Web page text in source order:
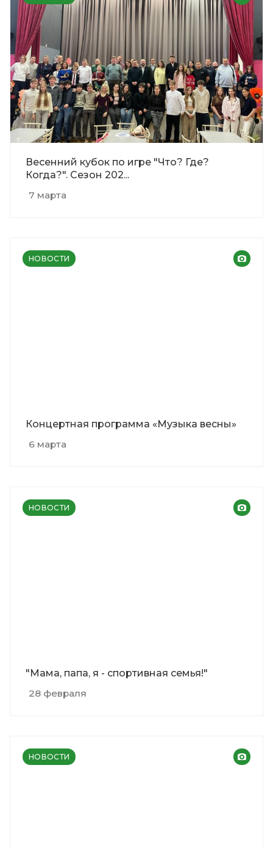
7 марта
Весенний кубок по игре "Что? Где?
Когда?". Сезон 202...
6 марта
НОВОСТИ
Концертная программа «Музыка весны»
28 февраля
НОВОСТИ
"Мама, папа, я - спортивная семья!"
НОВОСТИ